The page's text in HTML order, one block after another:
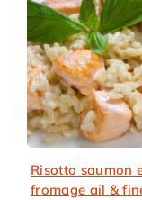
Risotto saumon
fromage ail &